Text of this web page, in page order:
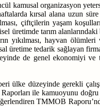
kamusal organizasyon
kırsal alana uzun
çiftçilerin yaşam
üretimde tarım
yıkılması, hayvan
üretime tedarik sağlayan
de genel ekonomiyi ve
düzeyinde gerekli
ile kamuoyunu
TMMOB